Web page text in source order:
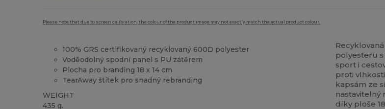
Please note that due to screen calibration, the colour of the product image may not exactly match the actual product colour.
100% GRS certifikovaný recyklovaný 600D polyester
Voděodolný spodní panel s PU zátěrem
Plocha pro branding 18 x 14 cm
TearAway štítek pro snadný rebranding
WEIGHT
435 g.
polyesteru
sport i
proti
kapsám ze
nastavitelný
díky ploše